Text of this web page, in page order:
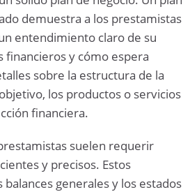
demuestra a los prestamistas
entendimiento claro de su
financieros y cómo espera
sobre la estructura de la
los productos o servicios
financiera.
suelen requerir
y precisos. Estos
generales y los estados